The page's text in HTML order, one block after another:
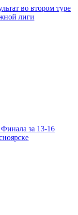
во втором туре
лиги
Финала за 13-16